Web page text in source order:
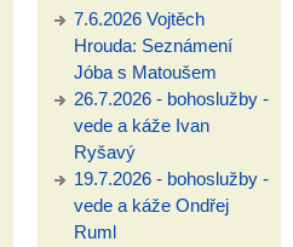
7.6.2026 Vojtěch
Hrouda: Seznámení
Jóba s Matoušem
26.7.2026 - bohoslužby -
vede a káže Ivan
Ryšavý
19.7.2026 - bohoslužby -
vede a káže Ondřej
Ruml